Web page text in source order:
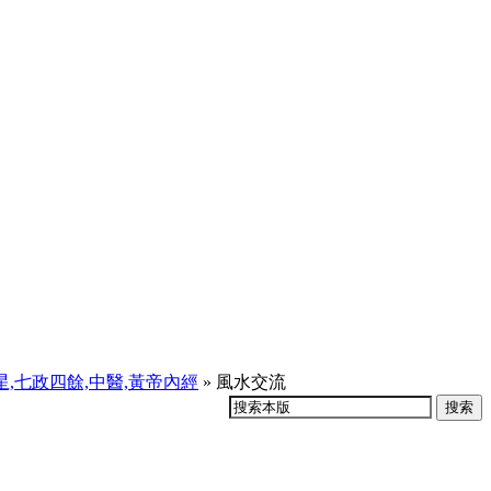
,七政四餘,中醫,黃帝內經 » 風水交流
搜索